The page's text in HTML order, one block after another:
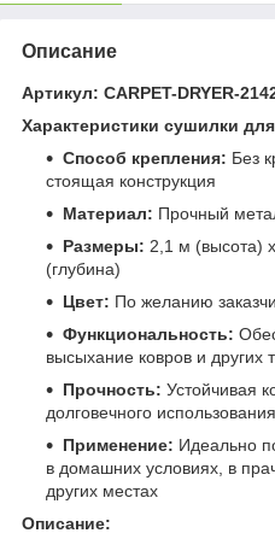
Описание
Артикул: CARPET-DRYER-
Характеристики сушилки
Способ крепления: Без
стоящая конструкция
Материал: Прочный
Размеры: 2,1 м (высота)
(глубина)
Цвет: По желанию
Функциональность:
высыхание ковров и других
Прочность: Устойчивая
долговечного использования
Применение: Идеально
в домашних условиях, в
других местах
Описание: